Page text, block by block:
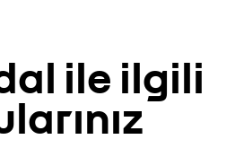
ile ilgili